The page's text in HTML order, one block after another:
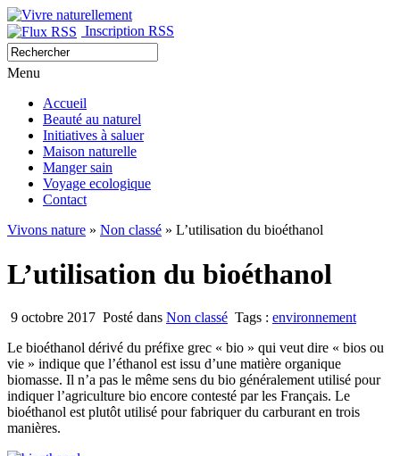
Inscription RSS
Menu
Accueil
Beauté au naturel
Initiatives à saluer
Maison naturelle
Manger sain
Voyage ecologique
Contact
Vivons nature » Non classé » L’utilisation du bioéthanol
L’utilisation du bioéthanol
9 octobre 2017 Posté dans Non classé Tags : environnement
Le bioéthanol dérivé du préfixe grec « bio » qui veut dire « bios ou
vie » indique que l’éthanol est issu d’une matière organique
biomasse. Il n’a pas le même sens du bio généralement utilisé pour
indiquer l’agriculture bio encore contesté par les Français. Le
bioéthanol est plutôt utilisé pour fabriquer du carburant en trois
manières.